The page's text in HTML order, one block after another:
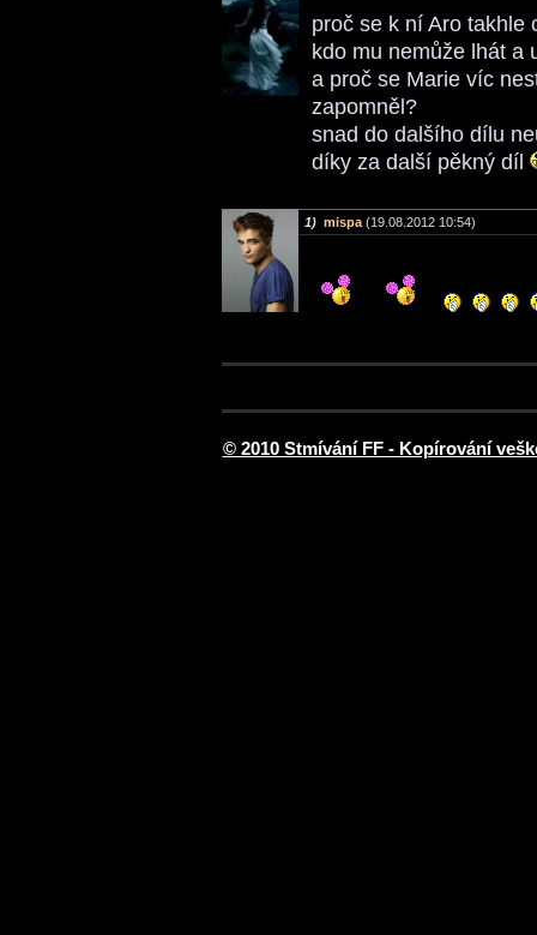
proč se k ní Aro takhle
kdo mu nemůže lhát a
a proč se Marie víc
zapomněl?
snad do dalšího dílu
díky za další pěkný díl
1) mispa (19.08.2012 10:54)
© 2010 Stmívání FF - Kopírování